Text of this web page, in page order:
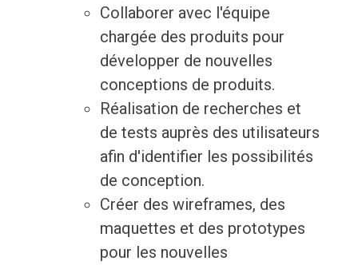
Collaborer avec l'équipe
chargée des produits pour
développer de nouvelles
conceptions de produits.
Réalisation de recherches et
de tests auprès des utilisateurs
afin d'identifier les possibilités
de conception.
Créer des wireframes, des
maquettes et des prototypes
pour les nouvelles